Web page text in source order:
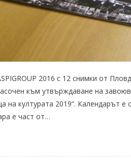
2016 с 12 снимки от
към утвърждаване на
на културата 2019“. Календарът
е част от…